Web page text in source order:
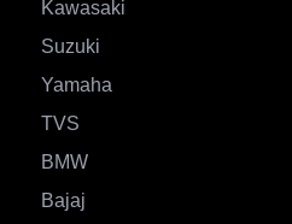
Kawasaki
Suzuki
Yamaha
TVS
BMW
Bajaj